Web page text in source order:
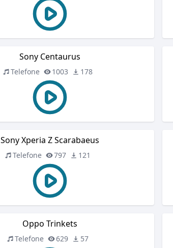
Sony Centaurus
Telefone 1003 178
Sony Xperia Z Scarabaeus
Telefone 797 121
Oppo Trinkets
Telefone 629 57